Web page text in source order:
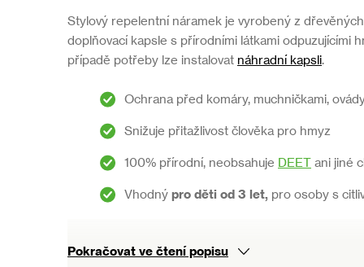
Stylový repelentní náramek je vyrobený z
doplňovací kapsle s přírodními látkami odpuzujícími
případě potřeby lze instalovat náhradní kapsli.
Ochrana před komáry, muchničkami,
Snižuje přitažlivost člověka pro hmyz
100% přírodní, neobsahuje DEET ani jiné
Vhodný pro děti od 3 let, pro osoby s
Pokračovat ve čtení popisu